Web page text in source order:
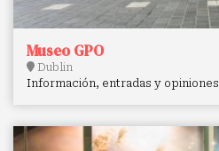
Museo GPO
Dublin
Información, entradas y opiniones